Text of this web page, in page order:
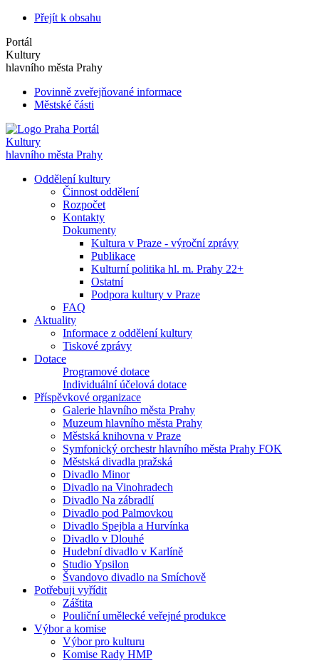
Přejít k obsahu
Portál
Kultury
hlavního města Prahy
Povinně zveřejňované informace
Městské části
Portál
Kultury
hlavního města Prahy
Oddělení kultury
Činnost oddělení
Rozpočet
Kontakty
Dokumenty
Kultura v Praze - výroční zprávy
Publikace
Kulturní politika hl. m. Prahy 22+
Ostatní
Podpora kultury v Praze
FAQ
Aktuality
Informace z oddělení kultury
Tiskové zprávy
Dotace
Programové dotace
Individuální účelová dotace
Příspěvkové organizace
Galerie hlavního města Prahy
Muzeum hlavního města Prahy
Městská knihovna v Praze
Symfonický orchestr hlavního města Prahy FOK
Městská divadla pražská
Divadlo Minor
Divadlo na Vinohradech
Divadlo Na zábradlí
Divadlo pod Palmovkou
Divadlo Spejbla a Hurvínka
Divadlo v Dlouhé
Hudební divadlo v Karlíně
Studio Ypsilon
Švandovo divadlo na Smíchově
Potřebuji vyřídit
Záštita
Pouliční umělecké veřejné produkce
Výbor a komise
Výbor pro kulturu
Komise Rady HMP